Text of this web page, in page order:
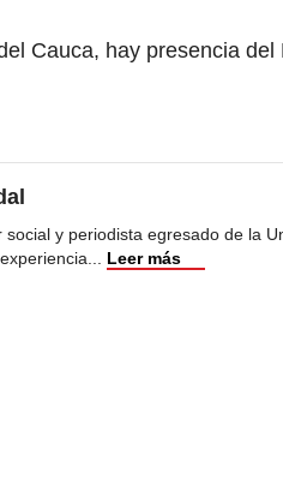
Cauca, hay presencia del
social y periodista egresado de la
... Leer más